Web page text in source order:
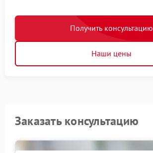
Получить консультацию
Наши цены
Заказать консультацию